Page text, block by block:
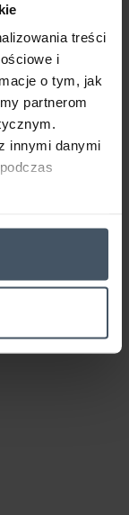
treści
i
o tym, jak
partnerom
innymi danymi